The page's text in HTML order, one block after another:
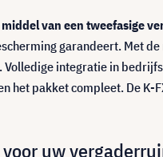
van een tweefasige
garandeert. Met
Volledige integratie in
het pakket compleet. De K-
uw